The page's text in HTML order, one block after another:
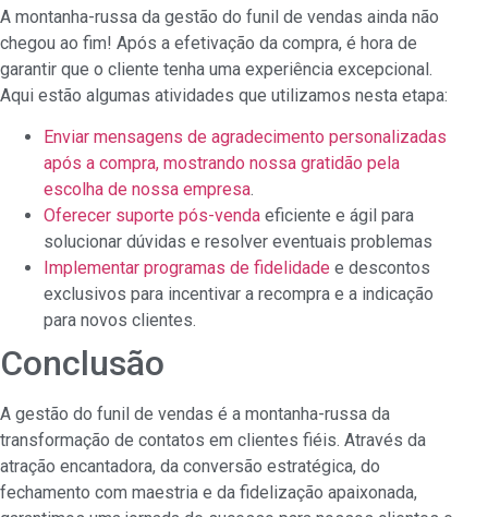
A montanha-russa da gestão do funil de vendas ainda não
chegou ao fim! Após a efetivação da compra, é hora de
garantir que o cliente tenha uma experiência excepcional.
Aqui estão algumas atividades que utilizamos nesta etapa:
Enviar mensagens de agradecimento personalizadas
após a compra, mostrando nossa gratidão pela
escolha de nossa empresa.
Oferecer suporte pós-venda eficiente e ágil para
solucionar dúvidas e resolver eventuais problemas
Implementar programas de fidelidade e descontos
exclusivos para incentivar a recompra e a indicação
para novos clientes.
Conclusão
A gestão do funil de vendas é a montanha-russa da
transformação de contatos em clientes fiéis. Através da
atração encantadora, da conversão estratégica, do
fechamento com maestria e da fidelização apaixonada,